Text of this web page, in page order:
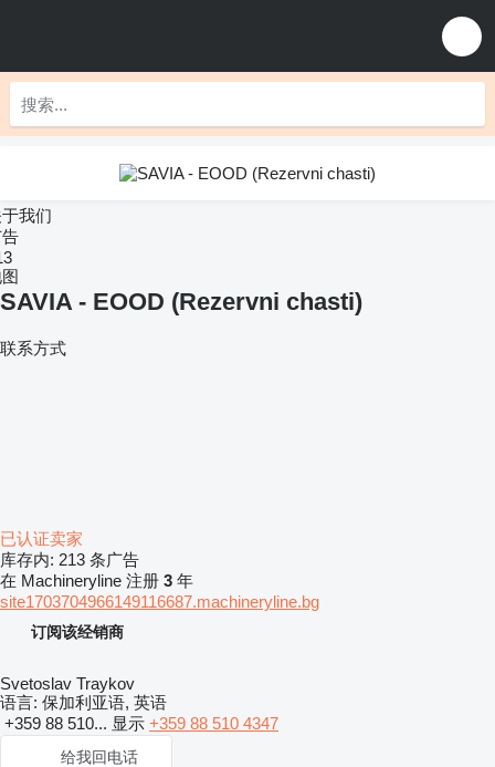
我们
SAVIA - EOOD (Rezervni chasti)
联系方式
已认证卖家
库存内: 213 条广告
在 Machineryline 注册 3 年
site1703704966149116687.machineryline.bg
订阅该经销商
Svetoslav Traykov
语言: 保加利亚语, 英语
+359 88 510... 显示 +359 88 510 4347
给我回电话